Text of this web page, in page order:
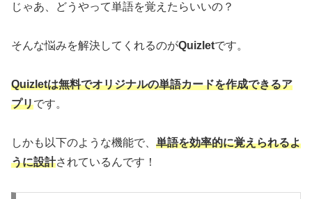
じゃあ、どうやって単語を覚えたらいいの？
そんな悩みを解決してくれるのがQuizletです。
Quizletは無料でオリジナルの単語カードを作成できるア
プリです。
しかも以下のような機能で、 単語を効率的に覚えられるよ
うに設計されているんです！